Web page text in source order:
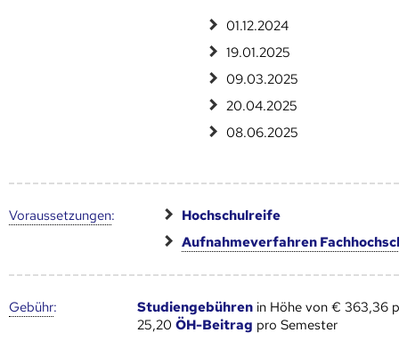
01.12.2024
19.01.2025
09.03.2025
20.04.2025
08.06.2025
Voraus­setzungen:
Hochschulreife
Aufnahmeverfahren
Gebühr: Studiengebühren in Höhe von € 363,36
25,20ÖH-Beitrag pro Semester